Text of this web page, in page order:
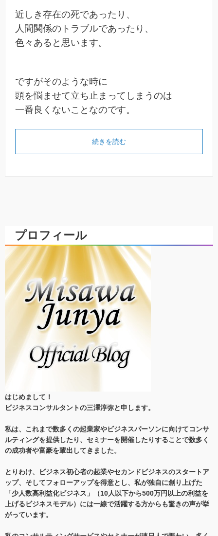
近しき存在の死であったり、
人間関係のトラブルであったり、
色々あると思います。
ですがそのような時に
頭を悩ませて立ち止まってしまうのは
一番良くないことなのです。
続きを読む
プロフィール
はじめまして！
ビジネスコンサルタントの三澤淳弥と申します。
私は、これまで数多くの起業家やビジネスパーソンに向けてコンサ
ルティングを提供したり、セミナーを開催したりすることで数多く
の成功者や富豪を輩出してきました。
とりわけ、ビジネス初心者の起業やセカンドビジネスのスタートア
ップ、そしてフォローアップを得意とし、私が独自に創り上げた
「少人数高利益化ビジネス」（10人以下から500万円以上の利益を
上げるビジネスモデル）には一線で活躍する方からも驚きの声が挙
がっています。